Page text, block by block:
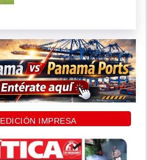
EDICIÓN IMPRESA